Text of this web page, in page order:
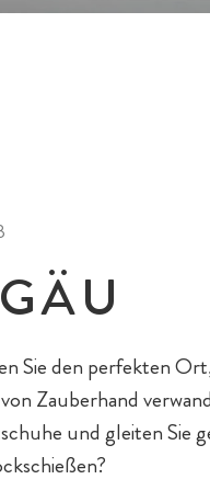
Sie den perfekten
Zauberhand
und gleiten Sie